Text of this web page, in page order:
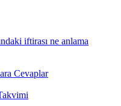
iftirası ne anlama
Cevaplar